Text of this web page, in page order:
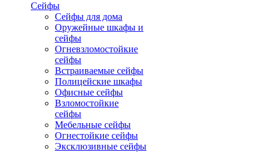
Сейфы
Сейфы для дома
Оружейные шкафы и
сейфы
Огневзломостойкие
сейфы
Встраиваемые сейфы
Полицейские шкафы
Офисные сейфы
Взломостойкие
сейфы
Мебельные сейфы
Огнестойкие сейфы
Эксклюзивные сейфы